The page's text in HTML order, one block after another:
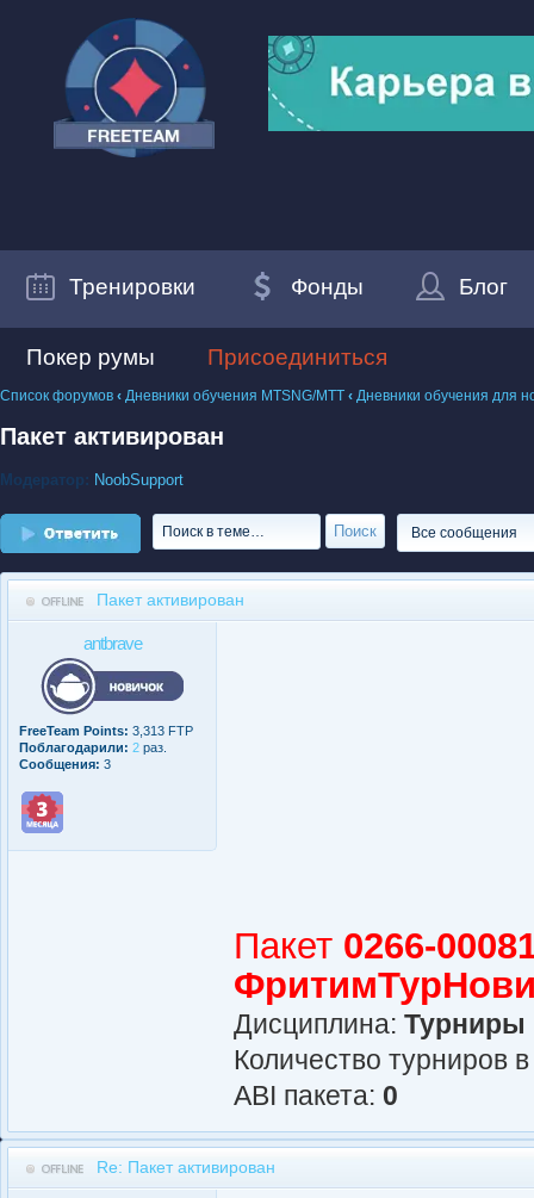
Тренировки Фонды Блог
Покер румы Присоединиться
Список форумов ‹ Дневники обучения MTSNG/МТТ ‹ Дневники обучения для
Пакет активирован
Модератор: NoobSupport
Ответить
Пакет активирован
antbrave
FreeTeam Points: 3,313 FTP
Поблагодарили: 2 раз.
Сообщения: 3
Пакет 0266-
Дисциплина: Турниры
Количество турниров
АBI пакета: 0
Re: Пакет активирован